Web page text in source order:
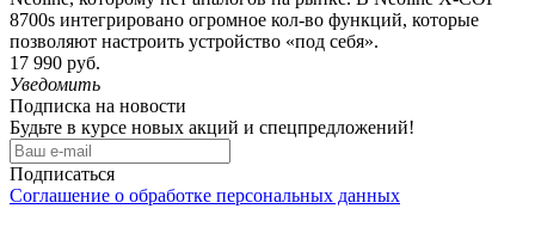
8700s интегрировано огромное кол-во функций, которые
позволяют настроить устройство «под себя».
17 990 руб.
Уведомить
Подписка на новости
Будьте в курсе новых акций и спецпредложений!
Подписаться
Соглашение о обработке персональных данных